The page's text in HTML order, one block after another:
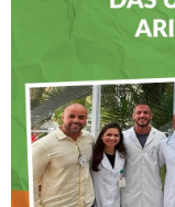
DO